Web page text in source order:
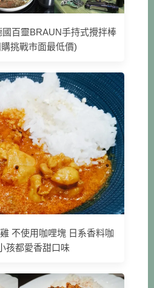
百靈BRAUN手持式攪拌棒
挑戰市面最低價)
不使用咖哩塊 日系香料咖
孩都愛香甜口味